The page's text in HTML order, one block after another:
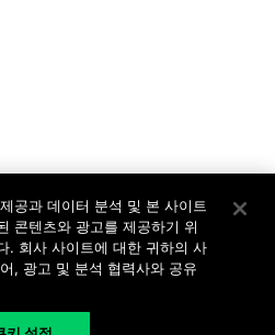
reserved. 여러 가지 상표에 대한
다. 사업자 등록번호: 120-87-72963.
별시 서초구 서초대로74길 4, 1층 (삼성
4353
공과 데이터 분석 및 본 사이트
콘텐츠와 광고를 제공하기 위
. 회사 사이트에 대한 귀하의 사
, 광고 및 분석 협력사와 공유